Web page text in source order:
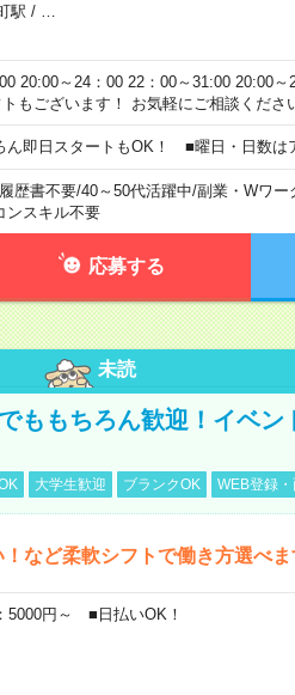
駅 /
20:00～24：00 22：00～31:00 20:00
もございます！ お気軽にご相談くださ
即日スタートもOK！ ■曜日・日数は
歴書不要/40～50代活躍中/副業・Wワー
ンスキル不要
応募する
未読
ももちろん歓迎！イベン
大学生歓迎 ブランクOK WEB登録
など柔軟シフトで働き方選べ
5000円～ ■日払いOK！